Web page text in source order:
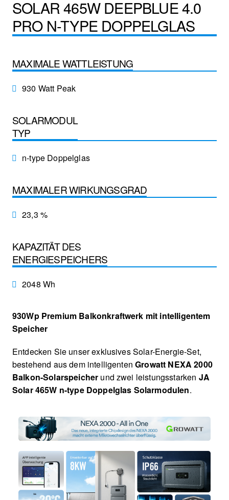
SOLAR 465W DEEPBLUE 4.0
PRO N-TYPE DOPPELGLAS
MAXIMALE WATTLEISTUNG
930 Watt Peak
SOLARMODUL
TYP
n-type Doppelglas
MAXIMALER WIRKUNGSGRAD
23,3 %
KAPAZITÄT DES
ENERGIESPEICHERS
2048 Wh
930Wp Premium Balkonkraftwerk mit intelligentem
Speicher
Entdecken Sie unser exklusives Solar-Energie-Set,
bestehend aus dem intelligentenGrowatt NEXA 2000
Balkon-Solarspeicher und zwei leistungsstarken JA
Solar 465W n-type Doppelglas Solarmodulen.